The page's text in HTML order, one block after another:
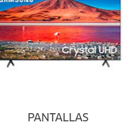
PANTALLAS